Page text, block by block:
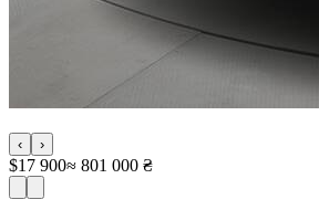
‹ ›
$17 900≈ 801 000 ₴